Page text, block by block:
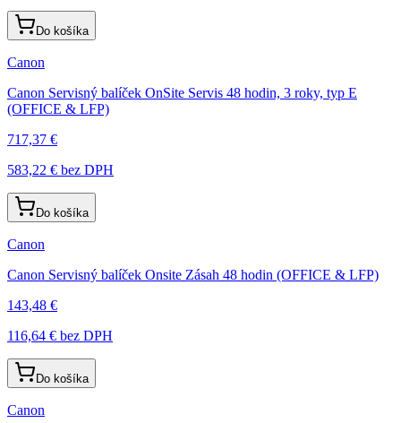
Do košíka
Canon
Canon Servisný balíček OnSite Servis 48 hodin, 3 roky, typ E
(OFFICE & LFP)
717,37 €
583,22 € bez DPH
Do košíka
Canon
Canon Servisný balíček Onsite Zásah 48 hodin (OFFICE & LFP)
143,48 €
116,64 € bez DPH
Do košíka
Canon